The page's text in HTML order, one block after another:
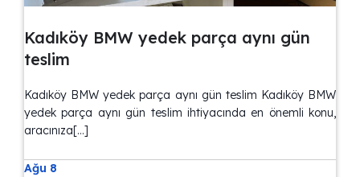
Kadıköy BMW yedek parça aynı gün
teslim
Kadıköy BMW yedek parça aynı gün teslim Kadıköy BMW
yedek parça aynı gün teslim ihtiyacında en önemli konu,
aracınıza[…]
Ağu 8